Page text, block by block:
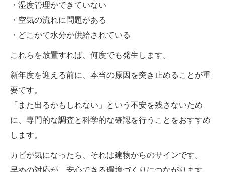
・湿度管理ができていない
・空気の流れに問題がある
・どこかで水分が供給されている
これらを放置すれば、何度でも発生します。
新年度を迎える前に、本当の原因を突き止めることが重
要です。
「また出るかもしれない」という不安を残さないため
に、専門的な調査と科学的な確認を行うことをおすすめ
します。
カビが気になったら、それは建物からのサインです。